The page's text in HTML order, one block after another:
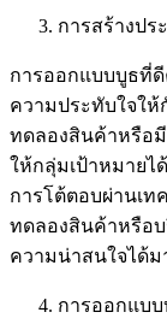
การสร้างป
การออกแบบบูธที่
ความประทับใจใ
ทดลองสินค้าหรือ
ให้กลุ่มเป้าหมายไ
การโต้ตอบผ่านเท
ทดลองสินค้าหรือบ
ความน่าสนใจได้ม
การออกแบ